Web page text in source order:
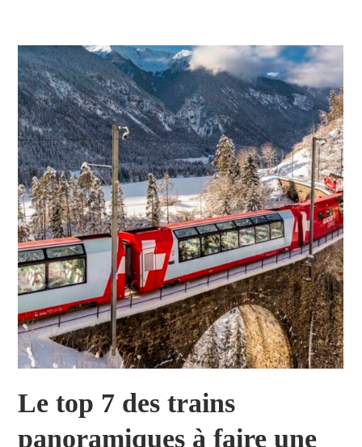
Le top 7 des trains
panoramiques à faire une